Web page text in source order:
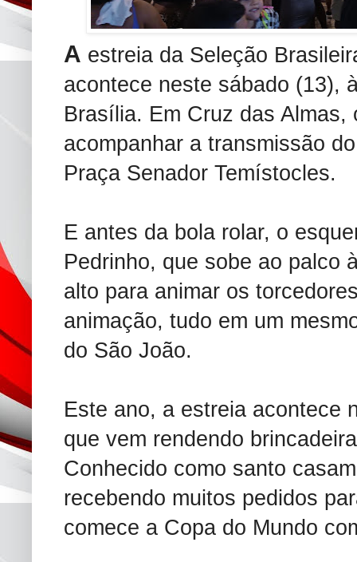
A estreia da Seleção
acontece neste sábado (13),
Brasília. Em Cruz das Almas,
acompanhar a transmissão
Praça Senador Temístocles.
E antes da bola rolar, o
Pedrinho, que sobe ao palco
alto para animar os
animação, tudo em um
do São João.
Este ano, a estreia acontece
que vem rendendo
Conhecido como santo
recebendo muitos pedidos
comece a Copa do Mundo